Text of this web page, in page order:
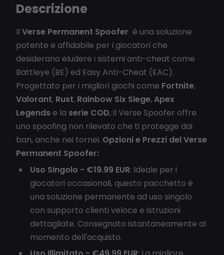
Descrizione
Il Verse Permanent Spoofer è una soluzione
potente e affidabile per i giocatori che
desiderano eludere i sistemi anti-cheat come
Battleye (BE) ed Easy Anti-Cheat (EAC).
Progettato per i migliori giochi come Fortnite,
Valorant, Rust, Rainbow Six Siege,Apex
Legends e la serie COD, il Verse Spoofer offre
uno spoofing non rilevato che ti protegge dai
ban, anche nei tornei. Opzioni e Prezzi del Verse
Permanent Spoofer:
Uso Singolo - €19.99 EUR: Ideale per i
giocatori occasionali, questo pacchetto è
una soluzione permanente ad uso singolo
con supporto clienti veloce e istruzioni
dettagliate. Consegnato istantaneamente al
momento dell'acquisto.